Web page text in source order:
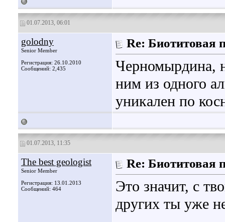
01.07.2013, 06:01
golodny
Senior Member
Регистрация: 26.10.2010
Сообщений: 2,435
Re: Биотитовая
Черномырдина,
ним из одного
уникален по
01.07.2013, 11:35
The best geologist
Senior Member
Регистрация: 13.01.2013
Сообщений: 464
Re: Биотитовая
Это значит, с
других ты уже